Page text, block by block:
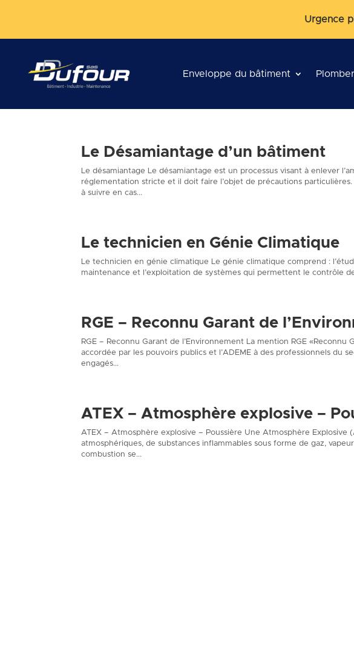
Urgence
Enveloppe du bâtiment
Le Désamiantage d’un bâtiment
Le désamiantage Le désamiantage est un processus visant à enlever
réglementation stricte et il doit faire l’objet de précautions
à suivre en cas...
Le technicien en Génie Climatique
Le technicien en génie climatique Le génie climatique comprend :
maintenance et l’exploitation de systèmes qui permettent le contrôle
RGE – Reconnu Garant de
RGE – Reconnu Garant de l’Environnement La mention RGE
accordée par les pouvoirs publics et l’ADEME à des professionnels du
engagés...
ATEX – Atmosphère explosive –
ATEX – Atmosphère explosive – Poussière Une Atmosphère Explosive
atmosphériques, de substances inflammables sous forme de gaz,
combustion se...